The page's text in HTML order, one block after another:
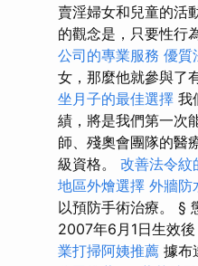
賣淫婦女和兒童的活
的觀念是，只要性行
公司的專業服務 優質
女，那麼他就參與了
坐月子的最佳選擇 我
績，將是我們第一次
師、殘奧會團隊的醫
級資格。 改善法令紋
地區外燴選擇 外牆防
以預防手術治療。 §
2007年6月1日生效
業打掃阿姨推薦 據布